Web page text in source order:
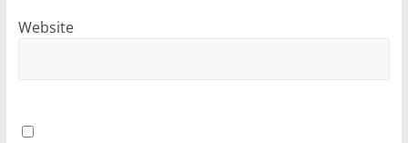
Website